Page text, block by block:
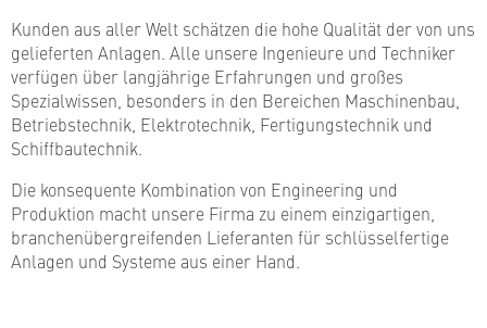
Kunden aus aller Welt schätzen die hohe Qualität der von uns
gelieferten Anlagen. Alle unsere Ingenieure und Techniker
verfügen über langjährige Erfahrungen und großes
Spezialwissen, besonders in den Bereichen Maschinenbau,
Betriebstechnik, Elektrotechnik, Fertigungstechnik und
Schiffbautechnik.
Die konsequente Kombination von Engineering und
Produktion macht unsere Firma zu einem einzigartigen,
branchenübergreifenden Lieferanten für schlüsselfertige
Anlagen und Systeme aus einer Hand.